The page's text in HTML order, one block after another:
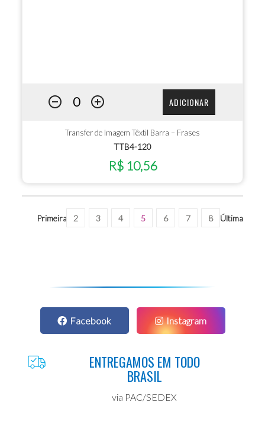
ADICIONAR
Transfer de Imagem Têxtil Barra – Frases
TTB4-120
R$ 10,56
Primeira 2 3 4 5 6 7 8 Última
Facebook Instagram
ENTREGAMOS EM TODO
BRASIL
via PAC/SEDEX